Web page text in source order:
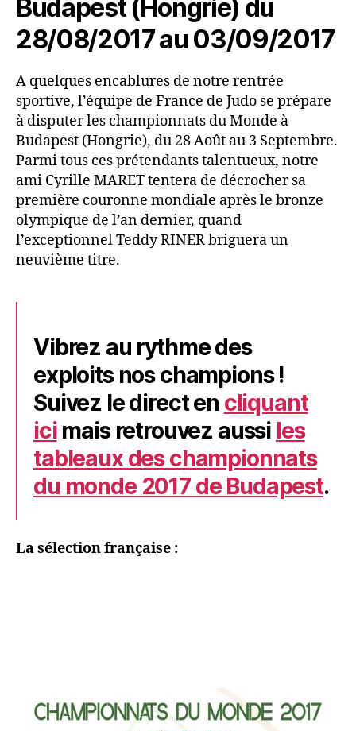
Budapest (Hongrie) du
28/08/2017 au 03/09/2017
A quelques encablures de notre rentrée
sportive, l’équipe de France de Judo se prépare
à disputer les championnats du Monde à
Budapest (Hongrie), du 28 Août au 3 Septembre.
Parmi tous ces prétendants talentueux, notre
ami Cyrille MARET tentera de décrocher sa
première couronne mondiale après le bronze
olympique de l’an dernier, quand
l’exceptionnel Teddy RINER briguera un
neuvième titre.
Vibrez au rythme des
exploits nos champions !
Suivez le direct en cliquant
icimais retrouvez aussi les
tableaux des championnats
du monde 2017 de Budapest.
La sélection française :